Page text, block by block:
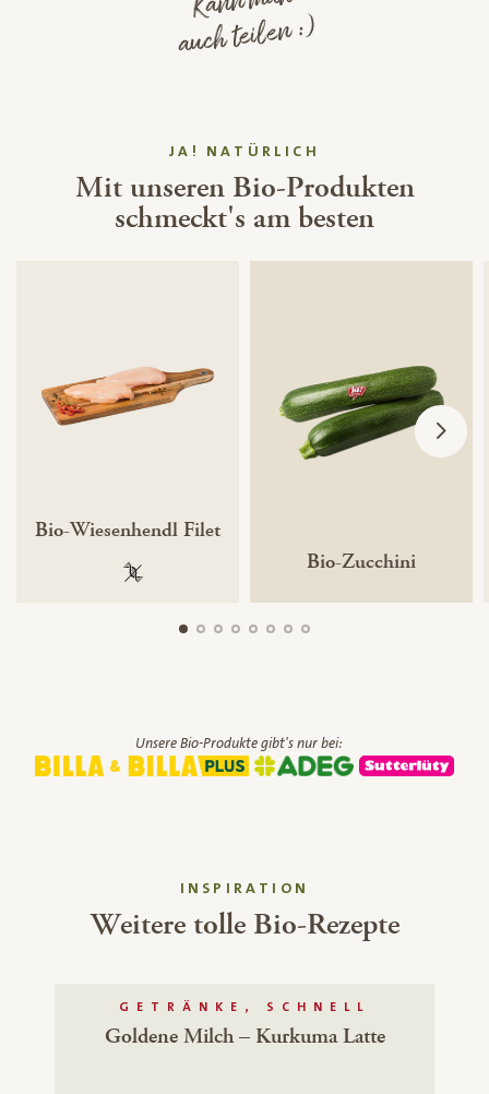
auch teilen :)
JA! NATÜRLICH
Mit unseren Bio-Produkten
schmeckt's am besten
Bio-Wiesenhendl Filet
100 % gentechnikfrei Bio-Zucchini
Unsere Bio-Produkte gibt's nur bei:
INSPIRATION
Weitere tolle Bio-Rezepte
GETRÄNKE, SCHNELL
Goldene Milch – Kurkuma Latte